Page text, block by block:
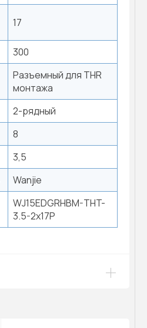
17
300
Разъемный для THR
монтажа
2-рядный
8
3,5
Wanjie
WJ15EDGRHBM-THT-
3.5-2x17P